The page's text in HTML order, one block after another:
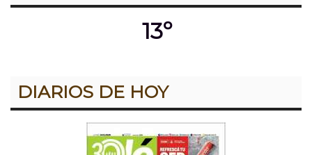
13º
DIARIOS DE HOY